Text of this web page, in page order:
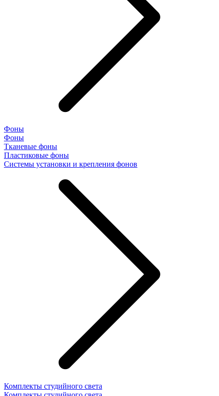
Фоны
Фоны
Тканевые фоны
Пластиковые фоны
Системы установки и крепления фонов
Комплекты студийного света